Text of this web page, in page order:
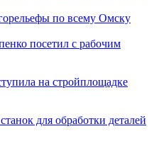
по всему Омску
посетил с рабочим
на стройплощадке
для обработки деталей